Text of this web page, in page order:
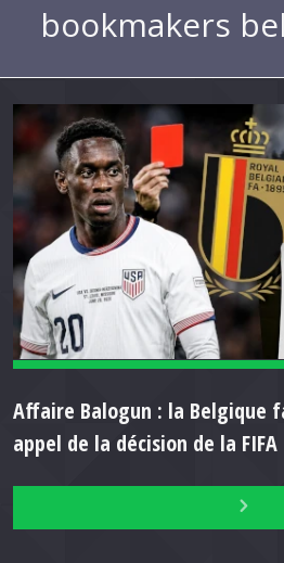
bookmakers
Affaire Balogun : la Belgique
appel de la décision de la FIFA